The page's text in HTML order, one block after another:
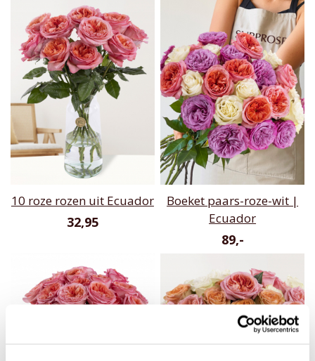
10 roze rozen uit Ecuador
32,95
Boeket paars-roze-wit |
Ecuador
89,-